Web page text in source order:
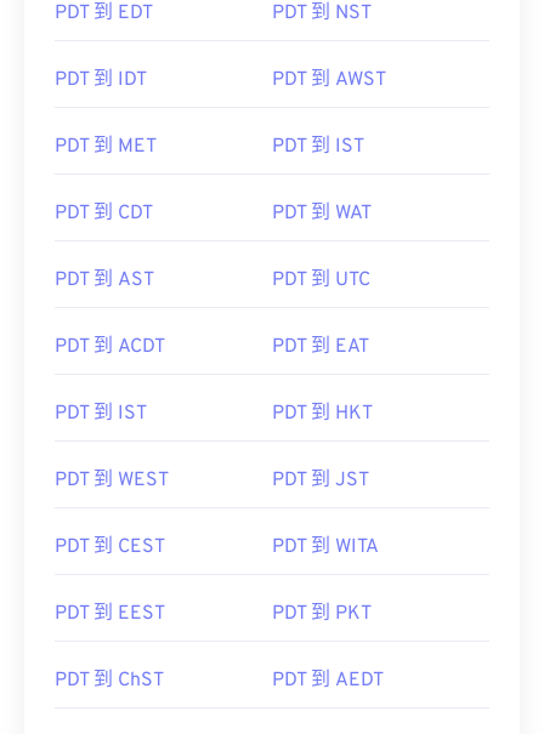
PDT 到 EDT PDT 到 NST
PDT 到 IDT PDT 到 AWST
PDT 到 MET PDT 到 IST
PDT 到 CDT PDT 到 WAT
PDT 到 AST PDT 到 UTC
PDT 到 ACDT PDT 到 EAT
PDT 到 IST PDT 到 HKT
PDT 到 WEST PDT 到 JST
PDT 到 CEST PDT 到 WITA
PDT 到 EEST PDT 到 PKT
PDT 到 ChST PDT 到 AEDT